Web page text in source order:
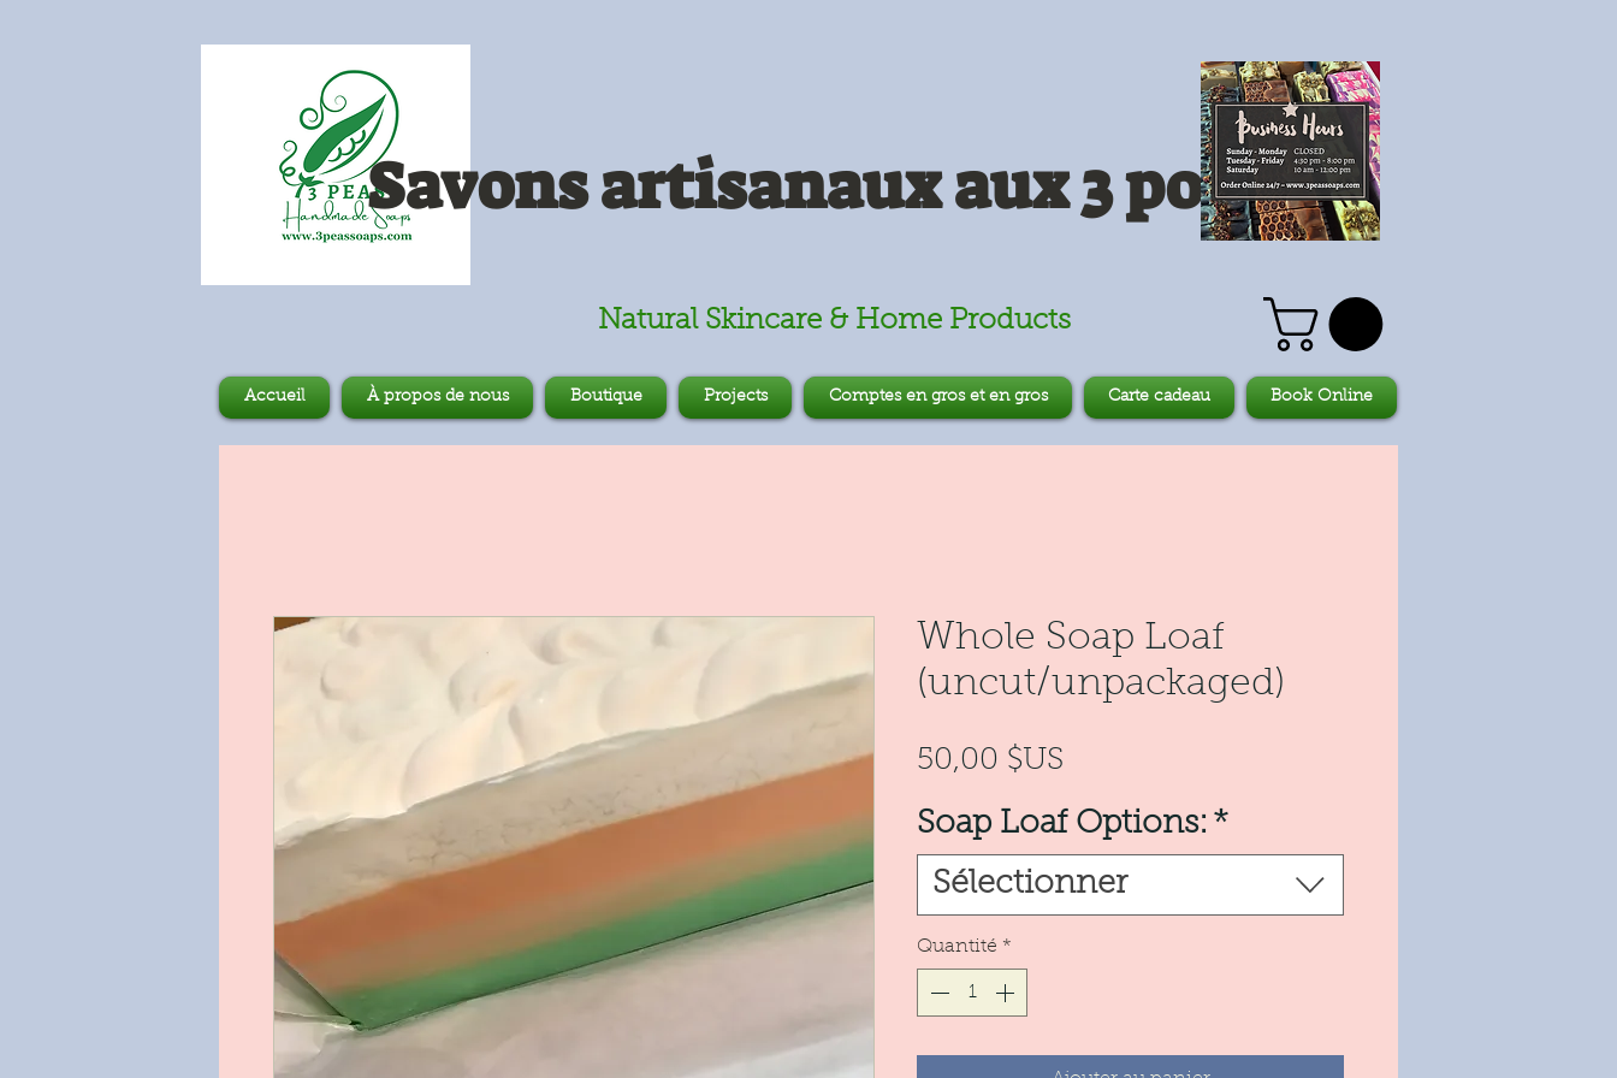
Savons artisanaux aux 3 pois
Natural Skincare & Home Products
Accueil À propos de nous Boutique Projects Comptes en gros et en gros Carte cadeau Book Online
Whole Soap Loaf
(uncut/unpackaged)
50,00 $US
Soap Loaf Options: *
Sélectionner
Quantité *